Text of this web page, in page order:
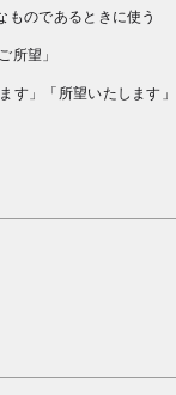
ものであるときに使う
所望」
す」「所望いたします」